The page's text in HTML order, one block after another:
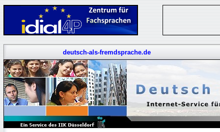
deutsch-als-fremdsprache.de